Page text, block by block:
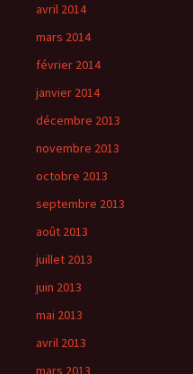
avril 2014
mars 2014
février 2014
janvier 2014
décembre 2013
novembre 2013
octobre 2013
septembre 2013
août 2013
juillet 2013
juin 2013
mai 2013
avril 2013
mars 2013